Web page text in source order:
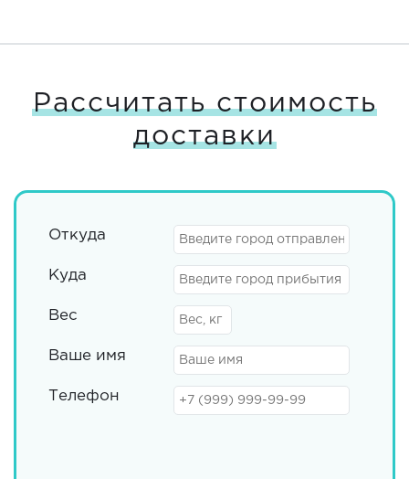
Рассчитать стоимость
доставки
Откуда
Куда
Вес
Ваше имя
Телефон